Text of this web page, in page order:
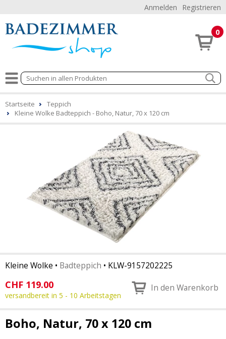
Anmelden Registrieren
0
Startseite
Teppich
Kleine Wolke Badteppich - Boho, Natur, 70 x 120 cm
Kleine Wolke • Badteppich • KLW-9157202225
CHF 119.00
versandbereit in 5 - 10 Arbeitstagen
In den Warenkorb
Boho, Natur, 70 x 120 cm